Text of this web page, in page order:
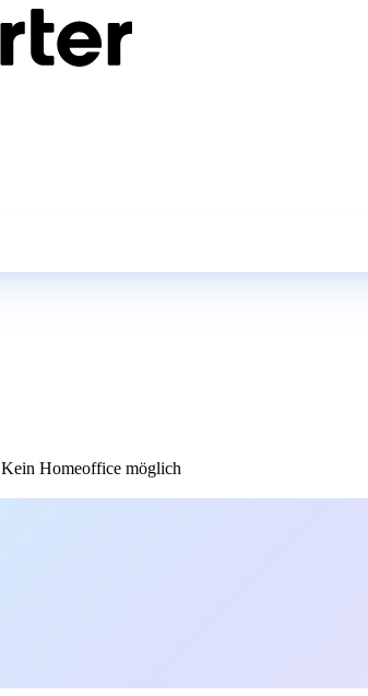
Kein Homeoffice möglich